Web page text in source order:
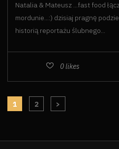
Natalia & Mateusz ...fast food
mordunie...:) dzisiaj pragnę
historią reportażu ślubnego...
0likes
1 2 >